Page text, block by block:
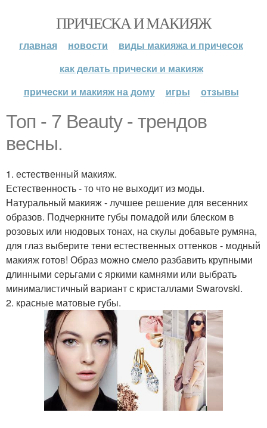
ПРИЧЕСКА И МАКИЯЖ
главная новости
виды макияжа и причесок
как делать прически и макияж
прически и макияж на дому
игры отзывы
Топ - 7 Beauty - трендов
весны.
1. естественный макияж.
Естественность - то что не выходит из моды.
Натуральный макияж - лучшее решение для весенних
образов. Подчеркните губы помадой или блеском в
розовых или нюдовых тонах, на скулы добавьте румяна,
для глаз выберите тени естественных оттенков - модный
макияж готов! Образ можно смело разбавить крупными
длинными серьгами с яркими камнями или выбрать
минималистичный вариант с кристаллами Swarovski.
2. красные матовые губы.